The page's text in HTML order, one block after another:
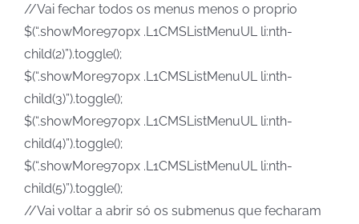
//Vai fechar todos os menus menos o proprio
$(“.showMore970px .L1CMSListMenuUL li:nth-
child(2)”).toggle();
$(“.showMore970px .L1CMSListMenuUL li:nth-
child(3)”).toggle();
$(“.showMore970px .L1CMSListMenuUL li:nth-
child(4)”).toggle();
$(“.showMore970px .L1CMSListMenuUL li:nth-
child(5)”).toggle();
//Vai voltar a abrir só os submenus que fecharam